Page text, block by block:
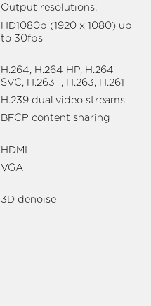
Output resolutions:
HD1080p (1920 x 1080) up
to 30fps
H.264, H.264 HP, H.264
SVC, H.263+, H.263, H.261
H.239 dual video streams
BFCP content sharing
HDMI
VGA
3D denoise